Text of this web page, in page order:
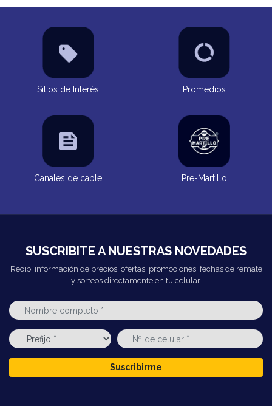
Sitios de Interés Promedios
Canales de cable Pre-Martillo
SUSCRIBITE A NUESTRAS NOVEDADES
Recibí información de precios, ofertas, promociones, fechas de remate
y sorteos directamente en tu celular.
Suscribirme